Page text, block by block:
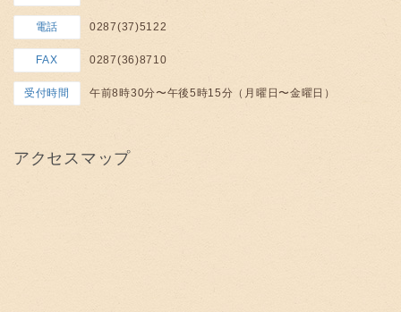
電話 0287(37)5122
FAX 0287(36)8710
受付時間 午前8時30分〜午後5時15分（月曜日〜金曜日）
アクセスマップ